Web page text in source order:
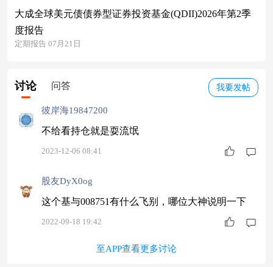
大成全球美元债债券型证券投资基金(QDII)2026年第2季
度报告
定期报告 07月21日
我要发帖
讨论 问答
彼岸海19847200
不给看持仓就是耍流氓
2023-12-06 08:41
股友DyX0og
这个基与008751有什么飞别，哪位大神说明一下
2022-09-18 19:42
至APP查看更多讨论